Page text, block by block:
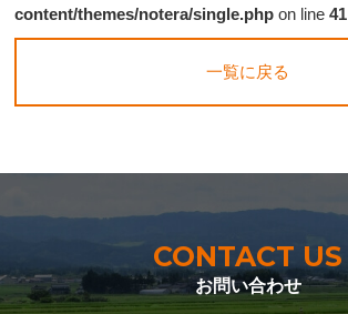
content/themes/notera/single.php on line41
一覧に戻る
CONTACT US
お問い合わせ